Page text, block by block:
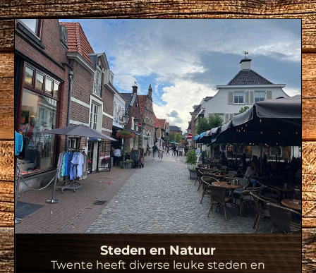
Steden en Natuur
Twente heeft diverse leuke steden en